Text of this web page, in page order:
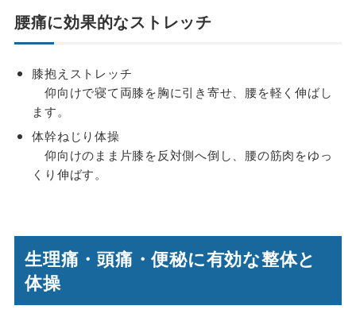
腰痛に効果的なストレッチ
膝抱えストレッチ
仰向けで寝て両膝を胸に引き寄せ、腰を軽く伸ばし
ます。
体幹ねじり体操
仰向けのまま片膝を反対側へ倒し、腰の筋肉をゆっ
くり伸ばす。
生理痛・頭痛・便秘に有効な整体と
体操